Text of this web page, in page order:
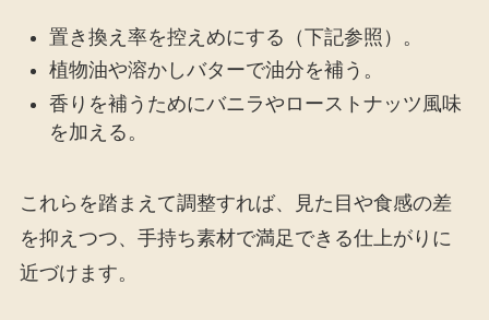
置き換え率を控えめにする（下記参照）。
植物油や溶かしバターで油分を補う。
香りを補うためにバニラやローストナッツ風味
を加える。
これらを踏まえて調整すれば、見た目や食感の差
を抑えつつ、手持ち素材で満足できる仕上がりに
近づけます。